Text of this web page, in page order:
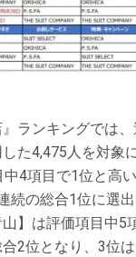
ランキングでは
た4,475人を対象
4項目で1位と高
続の総合1位に選出
】は評価項目中5
2位となり、3位